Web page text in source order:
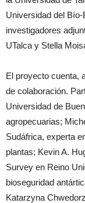
Universidad del
investigadores
UTalca y Stella
El proyecto cuenta,
de colaboración.
Universidad de
agropecuarias;
Sudáfrica, experta
plantas; Kevin A.
Survey en Reino
bioseguridad
Katarzyna